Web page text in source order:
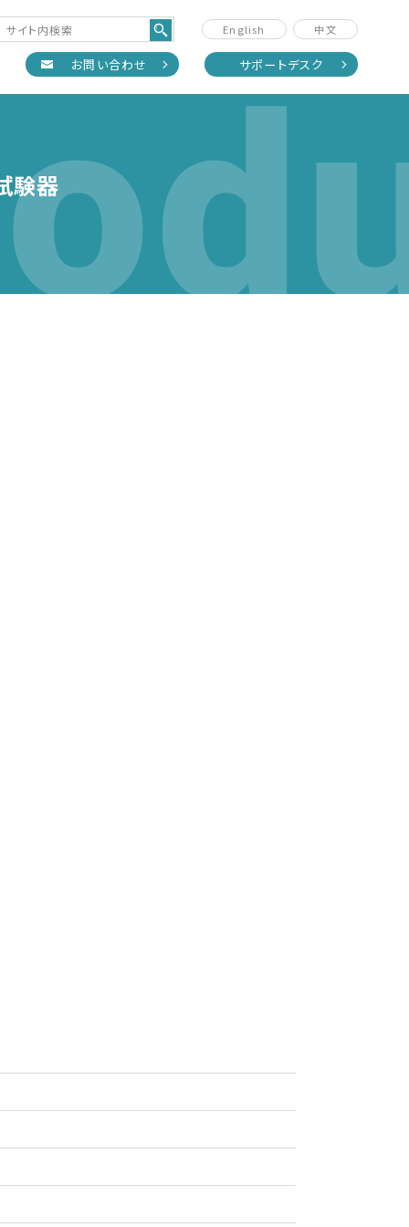
お問い合わせ サポートデスク
English 中文
験器